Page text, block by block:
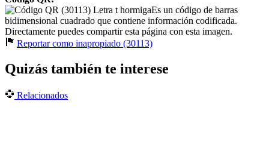
Es un código de barras
bidimensional cuadrado que contiene información codificada.
Directamente puedes compartir esta página con esta imagen.
Reportar como inapropiado (30113)
Quizás también te interese
Relacionados